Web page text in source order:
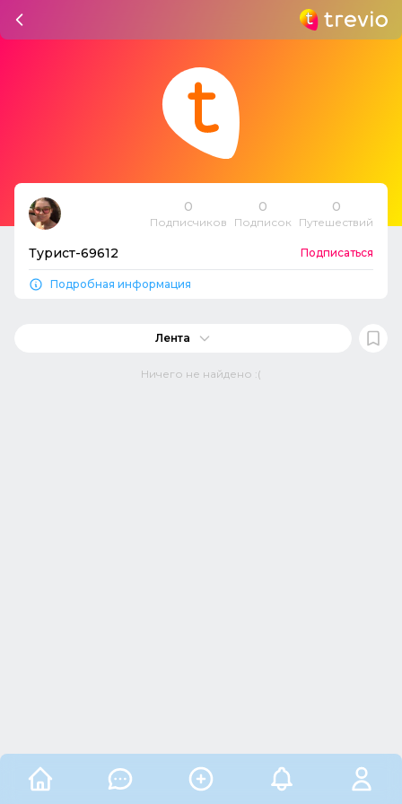
0
Подписчиков
0
Подписок
0
Путешествий
Турист-69612 Подписаться
Подробная информация
Лента
Ничего не найдено :(